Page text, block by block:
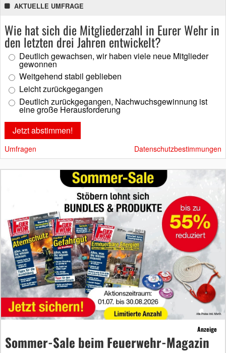
AKTUELLE UMFRAGE
Wie hat sich die Mitgliederzahl in Eurer Wehr in
den letzten drei Jahren entwickelt?
Deutlich gewachsen, wir haben viele neue Mitglieder
gewonnen
Weitgehend stabil geblieben
Leicht zurückgegangen
Deutlich zurückgegangen, Nachwuchsgewinnung ist
eine große Herausforderung
Umfragen Datenschutzbestimmungen
Anzeige
Sommer-Sale beim Feuerwehr-Magazin